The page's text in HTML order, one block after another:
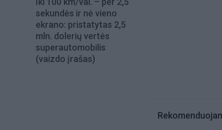
sekundės ir nė vieno
ekrano: pristatytas 2,5
mln. dolerių vertės
superautomobilis
(vaizdo įrašas)